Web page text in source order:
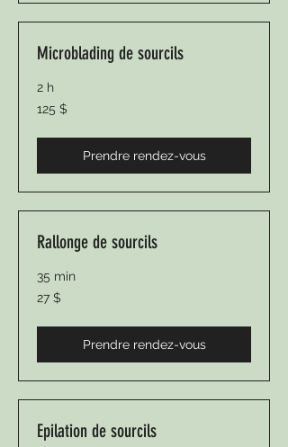
Microblading de sourcils
2 h
125 dollars
canadiens
125 $
Prendre rendez-vous
Rallonge de sourcils
35 min
27 dollars
canadiens
27 $
Prendre rendez-vous
Epilation de sourcils